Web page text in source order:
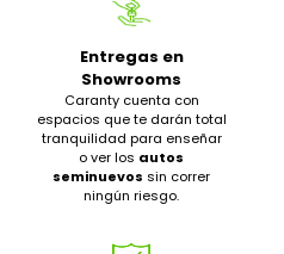
Entregas en
Showrooms
Caranty cuenta con
espacios que te darán total
tranquilidad para enseñar
o ver los autos
seminuevos sin correr
ningún riesgo.